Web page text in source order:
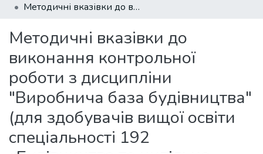
Statistics
Методичні вказівки до виконання контрольної роботи з дисципліни "Виробнича база будівництва" (для здобувачів вищої освіти спеціальності 192 «Будівництво та цивільна інженерія»)
Методичні вказівки до
виконання контрольної
роботи з дисципліни
"Виробнича база будівництва"
(для здобувачів вищої освіти
спеціальності 192